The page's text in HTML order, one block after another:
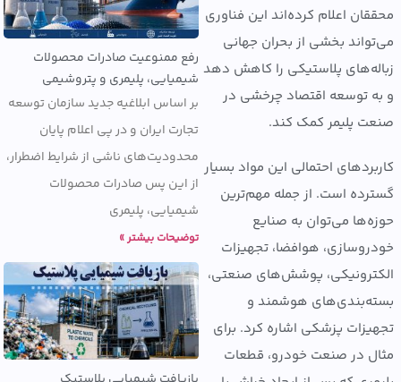
اعلام کرده‌اند این فناوری
بخشی از بحران جهانی
پلاستیکی را کاهش دهد
توسعه اقتصاد چرخشی در
پلیمر کمک کند.
احتمالی این مواد بسیار
است. از جمله مهم‌ترین
می‌توان به صنایع
هوافضا، تجهیزات
پوشش‌های صنعتی،
هوشمند و
پزشکی اشاره کرد. برای
در صنعت خودرو، قطعات
رفع ممنوعیت صادرات محصولات
شیمیایی، پلیمری و پتروشیمی
بر اساس ابلاغیه جدید سازمان توسعه
تجارت ایران و در پی اعلام پایان
محدودیت‌های ناشی از شرایط اضطرار،
از این پس صادرات محصولات
شیمیایی، پلیمری
توضیحات بیشتر »